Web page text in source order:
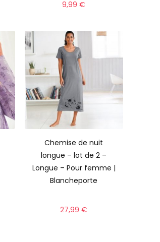
9,99€
Chemise de nuit
longue – lot de 2 –
Longue – Pour femme |
Blancheporte
27,99€